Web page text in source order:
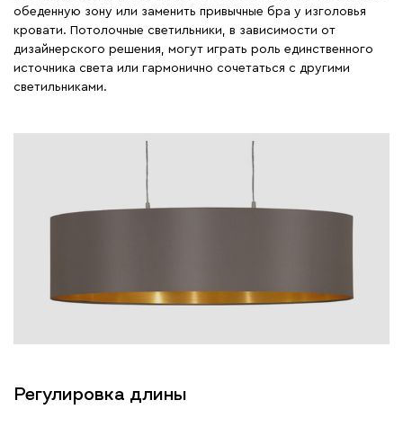
обеденную зону или заменить привычные бра у изголовья
кровати. Потолочные светильники, в зависимости от
дизайнерского решения, могут играть роль единственного
источника света или гармонично сочетаться с другими
светильниками.
Регулировка длины